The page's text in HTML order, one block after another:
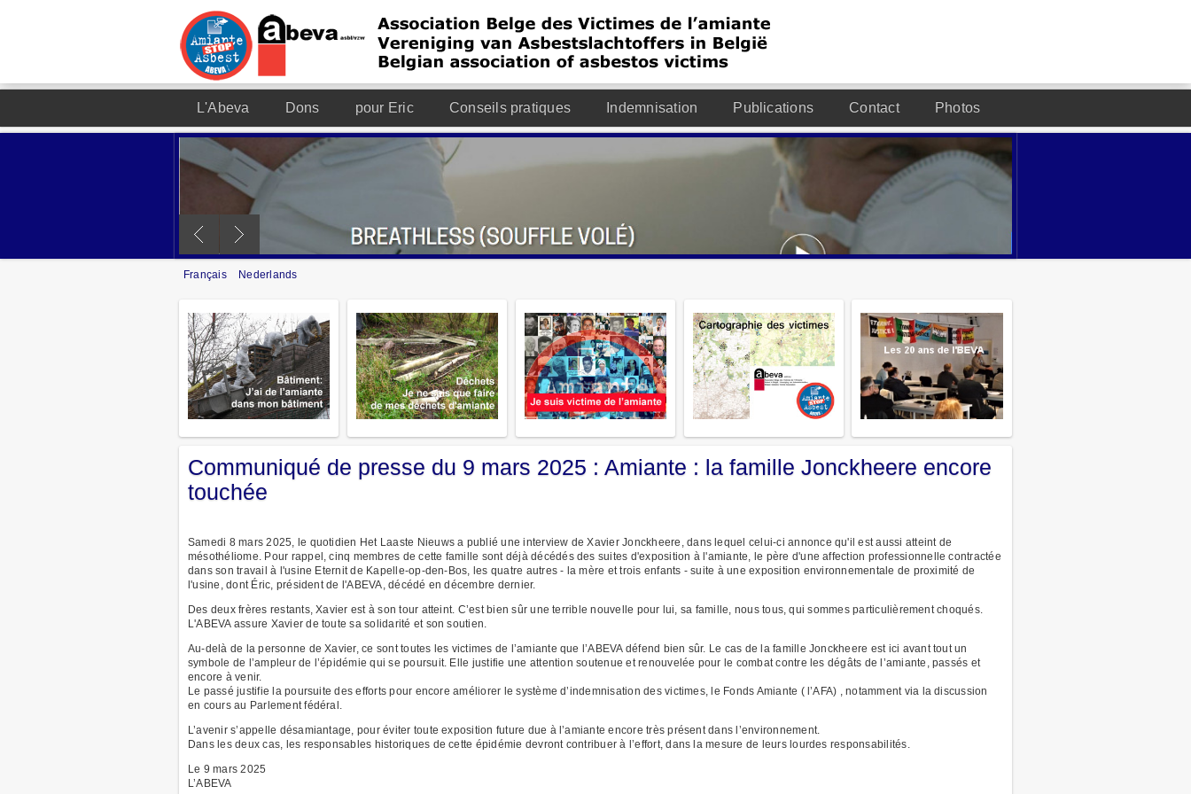
L'Abeva Dons pour Eric Conseils pratiques Indemnisation Publications Contact Photos
Français Nederlands
Communiqué de presse du 9 mars 2025 : Amiante : la famille Jonckheere encore
touchée
Samedi 8 mars 2025, le quotidien Het Laaste Nieuws a publié une interview de Xavier Jonckheere, dans lequel celui-ci annonce qu'il est aussi atteint de
mésothéliome. Pour rappel, cinq membres de cette famille sont déjà décédés des suites d'exposition à l'amiante, le père d'une affection professionnelle contractée
dans son travail à l'usine Eternit de Kapelle-op-den-Bos, les quatre autres - la mère et trois enfants - suite à une exposition environnementale de proximité de
l'usine, dont Éric, président de l'ABEVA, décédé en décembre dernier.
Des deux frères restants, Xavier est à son tour atteint. C’est bien sûr une terrible nouvelle pour lui, sa famille, nous tous, qui sommes particulièrement choqués.
L'ABEVA assure Xavier de toute sa solidarité et son soutien.
Au-delà de la personne de Xavier, ce sont toutes les victimes de l’amiante que l’ABEVA défend bien sûr. Le cas de la famille Jonckheere est ici avant tout un
symbole de l’ampleur de l’épidémie qui se poursuit. Elle justifie une attention soutenue et renouvelée pour le combat contre les dégâts de l’amiante, passés et
encore à venir.
Le passé justifie la poursuite des efforts pour encore améliorer le système d’indemnisation des victimes, le Fonds Amiante ( l’AFA) , notamment via la discussion
en cours au Parlement fédéral.
L’avenir s’appelle désamiantage, pour éviter toute exposition future due à l’amiante encore très présent dans l’environnement.
Dans les deux cas, les responsables historiques de cette épidémie devront contribuer à l’effort, dans la mesure de leurs lourdes responsabilités.
Le 9 mars 2025
L’ABEVA